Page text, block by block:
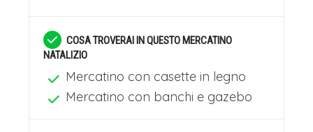
COSA TROVERAI IN QUESTO MERCATINO
NATALIZIO
Mercatino con casette in legno
Mercatino con banchi e gazebo